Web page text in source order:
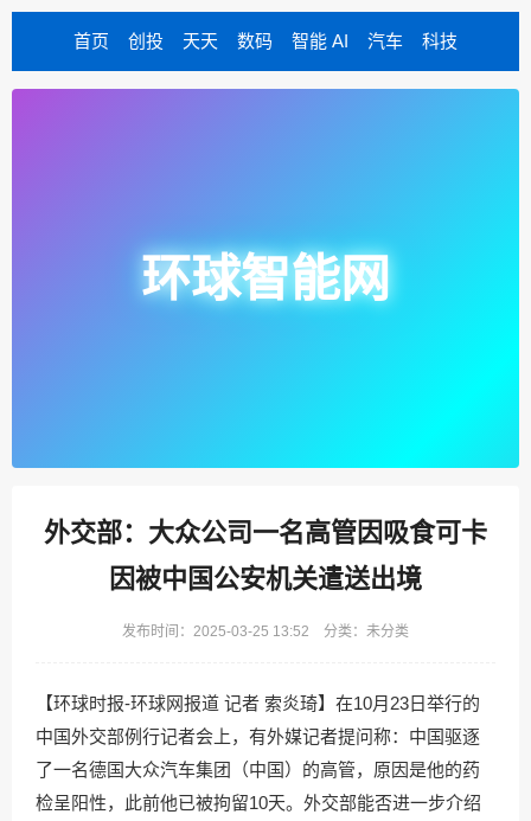
首页 创投 天天 数码 智能 AI 汽车 科技
环球智能网
外交部：大众公司一名高管因吸食可卡
因被中国公安机关遣送出境
发布时间：2025-03-25 13:52 分类：未分类
【环球时报-环球网报道 记者 索炎琦】在10月23日举行的
中国外交部例行记者会上，有外媒记者提问称：中国驱逐
了一名德国大众汽车集团（中国）的高管，原因是他的药
检呈阳性，此前他已被拘留10天。外交部能否进一步介绍